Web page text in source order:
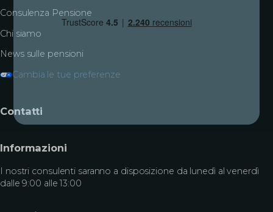
Consulenza Pensione
Chi siamo
News sulle pensioni
Cambia le tue preferenze
Contatti
Informazioni
I nostri consulenti saranno a disposizione da lunedì al venerdì
dalle 9:00 alle 13:00